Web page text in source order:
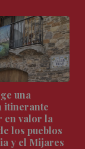
una
itinerante
en valor la
los pueblos
y el Mijares